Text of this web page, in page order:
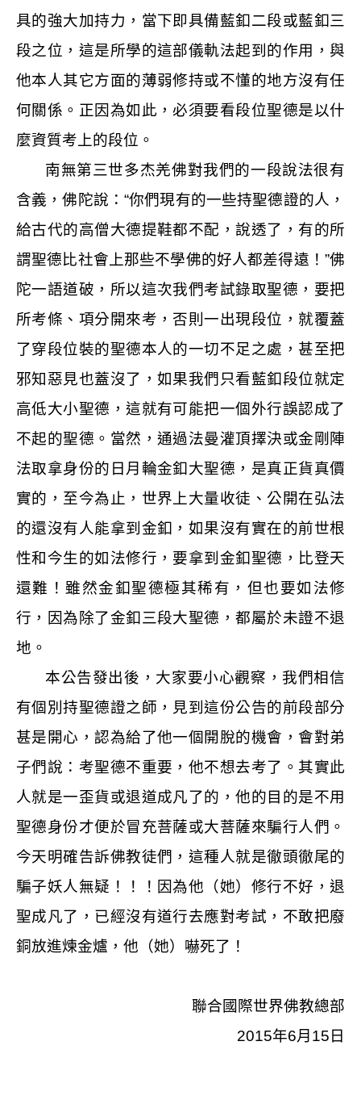
具的強大加持力，當下即具備藍釦二段或藍釦三
段之位，這是所學的這部儀軌法起到的作用，與
他本人其它方面的薄弱修持或不懂的地方沒有任
何關係。正因為如此，必須要看段位聖德是以什
麼資質考上的段位。
南無第三世多杰羌佛對我們的一段說法很有
含義，佛陀說：“你們現有的一些持聖德證的人，
給古代的高僧大德提鞋都不配，說透了，有的所
謂聖德比社會上那些不學佛的好人都差得遠！”佛
陀一語道破，所以這次我們考試錄取聖德，要把
所考條、項分開來考，否則一出現段位，就覆蓋
了穿段位裝的聖德本人的一切不足之處，甚至把
邪知惡見也蓋沒了，如果我們只看藍釦段位就定
高低大小聖德，這就有可能把一個外行誤認成了
不起的聖德。當然，通過法曼灌頂擇決或金剛陣
法取拿身份的日月輪金釦大聖德，是真正貨真價
實的，至今為止，世界上大量收徒、公開在弘法
的還沒有人能拿到金釦，如果沒有實在的前世根
性和今生的如法修行，要拿到金釦聖德，比登天
還難！雖然金釦聖德極其稀有，但也要如法修
行，因為除了金釦三段大聖德，都屬於未證不退
地。
本公告發出後，大家要小心觀察，我們相信
有個別持聖德證之師，見到這份公告的前段部分
甚是開心，認為給了他一個開脫的機會，會對弟
子們說：考聖德不重要，他不想去考了。其實此
人就是一歪貨或退道成凡了的，他的目的是不用
聖德身份才便於冒充菩薩或大菩薩來騙行人們。
今天明確告訴佛教徒們，這種人就是徹頭徹尾的
騙子妖人無疑！！！因為他（她）修行不好，退
聖成凡了，已經沒有道行去應對考試，不敢把廢
銅放進煉金爐，他（她）嚇死了！
聯合國際世界佛教總部
2015年6月 15 日